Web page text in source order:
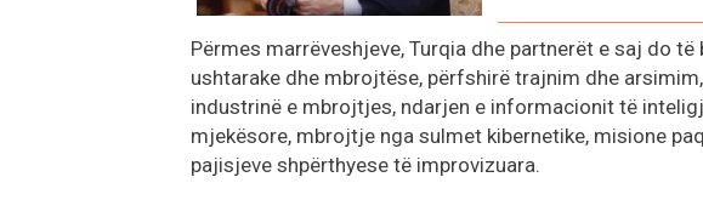
Përmes marrëveshjeve, Turqia dhe partnerët e saj do
ushtarake dhe mbrojtëse, përfshirë trajnim dhe
industrinë e mbrojtjes, ndarjen e informacionit të
mjekësore, mbrojtje nga sulmet kibernetike, misione
pajisjeve shpërthyese të improvizuara.